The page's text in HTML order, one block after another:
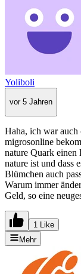
Yoliboli
vor 5 Jahren
Haha, ich war auch
migrosonline
nature Quark einen
nature ist und dass
Blümchen auch
Warum immer
Geld, so eine
1 Like
Mehr